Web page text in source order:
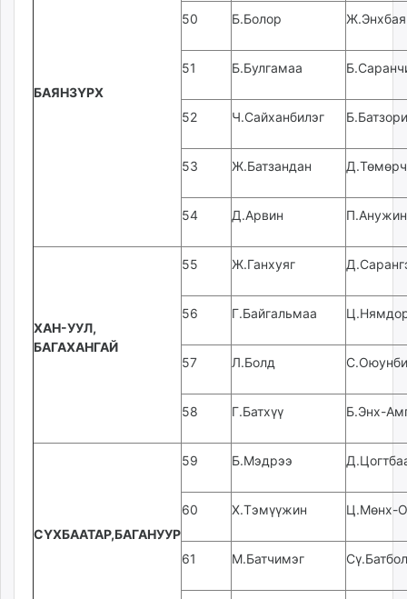
БАЯНЗҮРХ
50 Б.Болор
51 Б.Булгамаа
52 Ч.Сайханбилэг
53 Ж.Батзандан
54 Д.Арвин П.Анужин
ХАН-УУЛ,
БАГАХАНГАЙ
55 Ж.Ганхуяг
56 Г.Байгальмаа
57 Л.Болд
58 Г.Батхүү Б.Энх-
СҮХБААТАР,БАГАНУУР
59 Б.Мэдрээ
60 Х.Тэмүүжин Ц.Мөнх-
61 М.Батчимэг